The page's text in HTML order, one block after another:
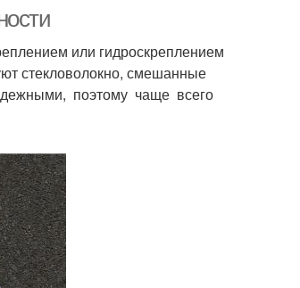
или гидроскреплением
стекловолокно, смешанные
поэтому чаще всего